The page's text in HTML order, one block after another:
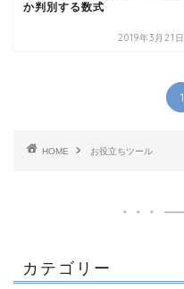
か判別する数式
2019年3月21日
1
HOME お役立ちツール
カテゴリー